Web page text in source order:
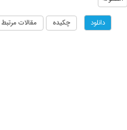
دانلود چکیده مقالات مرتبط